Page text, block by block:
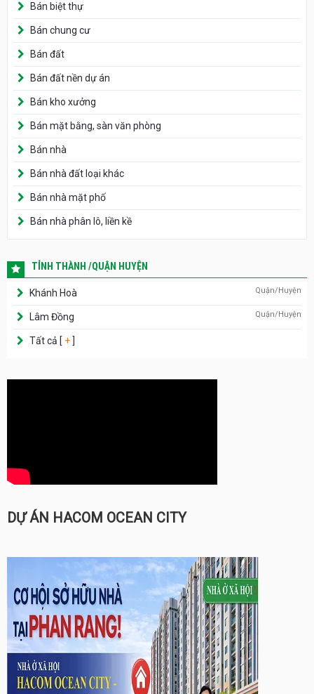
Bán biệt thự
Bán chung cư
Bán đất
Bán đất nền dự án
Bán kho xưởng
Bán mặt bằng, sàn văn phòng
Bán nhà
Bán nhà đất loại khác
Bán nhà mặt phố
Bán nhà phân lô, liền kề
TỈNH THÀNH /QUẬN HUYỆN
Khánh Hoà Quận/Huyện
Lâm Đồng Quận/Huyện
Tất cả [ + ]
DỰ ÁN HACOM OCEAN CITY